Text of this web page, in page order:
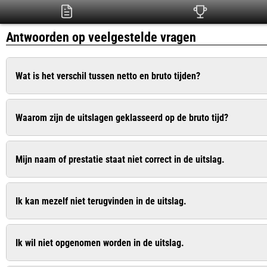
Antwoorden op veelgestelde vragen
Wat is het verschil tussen netto en bruto tijden?
De bruto tijd is de officiële tijd die ingaat op het moment dat
is de zuivere tijd die pas ingaat op het moment dat u de startlijn
Waarom zijn de uitslagen geklasseerd op de bruto tijd?
Dit is conform het wedstrijdreglement van de Atletiekunie. Bij
recreanten wel op de netto tijd geklasseerd. In de uitslag
Mijn naam of prestatie staat niet correct in de uitslag.
Geef dit door aan de organisatie. De contactgegevens vindt u
Ik kan mezelf niet terugvinden in de uitslag.
Geef dit door aan de organisatie. De contactgegevens vindt u
Ik wil niet opgenomen worden in de uitslag.